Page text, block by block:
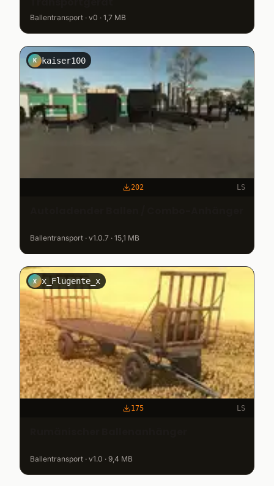
Ballentransport · v0 · 1,7 MB
K kaiser100
202 LS
Ballentransport · v1.0.7 · 15,1 MB
X x_Flugente_x
175 LS
Ballentransport · v1.0 · 9,4 MB